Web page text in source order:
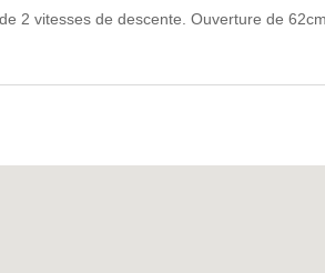
2 vitesses de descente. Ouverture de